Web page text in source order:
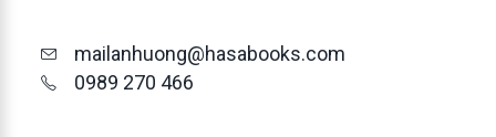
mailanhuong@hasabooks.com
0989 270 466